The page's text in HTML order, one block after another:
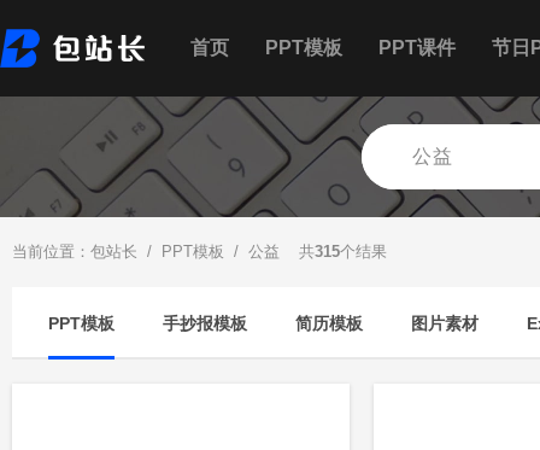
首页 PPT模板 PPT课件 节日
当前位置： 包站长 / PPT模板 / 公益 共315个结果
PPT模板 手抄报模板 简历模板 图片素材